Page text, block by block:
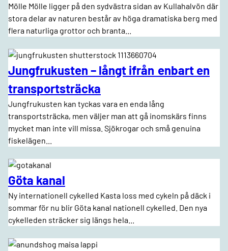
Mölle Mölle ligger på den sydvästra sidan av Kullahalvön där
stora delar av naturen består av höga dramatiska berg med
flera naturliga grottor och branta...
Jungfrukusten – långt ifrån enbart en
transportsträcka
Jungfrukusten kan tyckas vara en enda lång
transportsträcka, men väljer man att gå inomskärs finns
mycket man inte vill missa. Sjökrogar och små genuina
fiskelägen...
Göta kanal
Ny internationell cykelled Kasta loss med cykeln på däck i
sommar för nu blir Göta kanal nationell cykelled. Den nya
cykelleden sträcker sig längs hela...